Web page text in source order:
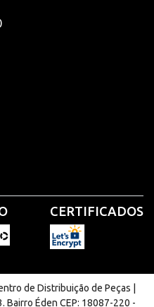
CERTIFICADOS
de Distribuição de Peças |
Bairro Éden CEP: 18087-220 -